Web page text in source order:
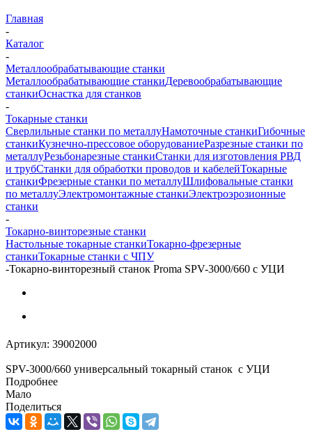
Главная
-
Каталог
-
Металлообрабатывающие станки
Металлообрабатывающие станкиДеревообрабатывающие
станкиОснастка для станков
-
Токарные станки
Сверлильные станки по металлуНамоточные станкиГибочные
станкиКузнечно-прессовое оборудованиеРазрезные станки по
металлуРезьбонарезные станкиСтанки для изготовления РВД
и трубСтанки для обработки проводов и кабелейТокарные
станкиФрезерные станки по металлуШлифовальные станки
по металлуЭлектромонтажные станкиЭлектроэрозионные
станки
-
Токарно-винторезные станки
Настольные токарные станкиТокарно-фрезерные
станкиТокарные станки с ЧПУ
-Токарно-винторезный станок Proma SPV-3000/660 с УЦИ
Артикул: 39002000
SPV-3000/660 универсальный токарный станок с УЦИ
Подробнее
Мало
Поделиться